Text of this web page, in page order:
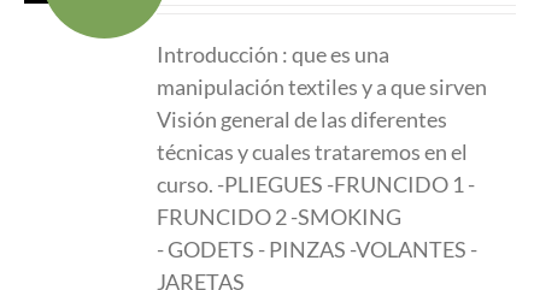
era:
289.00 €.
es:
169.00 €.
Introducción : que es una
manipulación textiles y a que sirven
Visión general de las diferentes
técnicas y cuales trataremos en el
curso. -PLIEGUES -FRUNCIDO 1 -
FRUNCIDO 2 -SMOKING
- GODETS - PINZAS -VOLANTES -
JARETAS